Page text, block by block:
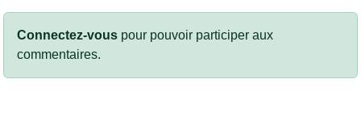
Connectez-vous pour pouvoir participer aux
commentaires.